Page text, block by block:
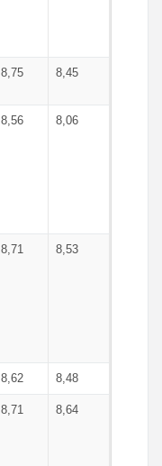
8,75 8,45
8,56 8,06
8,71 8,53
8,62 8,48
8,71 8,64